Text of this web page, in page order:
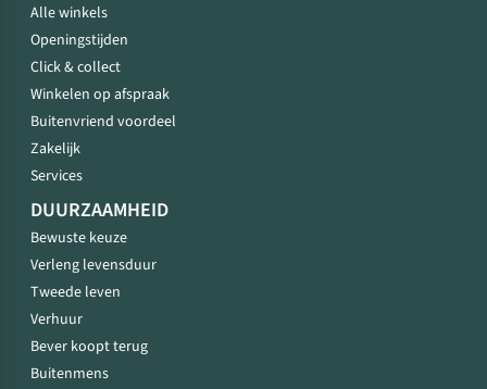
Alle winkels
Openingstijden
Click & collect
Winkelen op afspraak
Buitenvriend voordeel
Zakelijk
Services
DUURZAAMHEID
Bewuste keuze
Verleng levensduur
Tweede leven
Verhuur
Bever koopt terug
Buitenmens